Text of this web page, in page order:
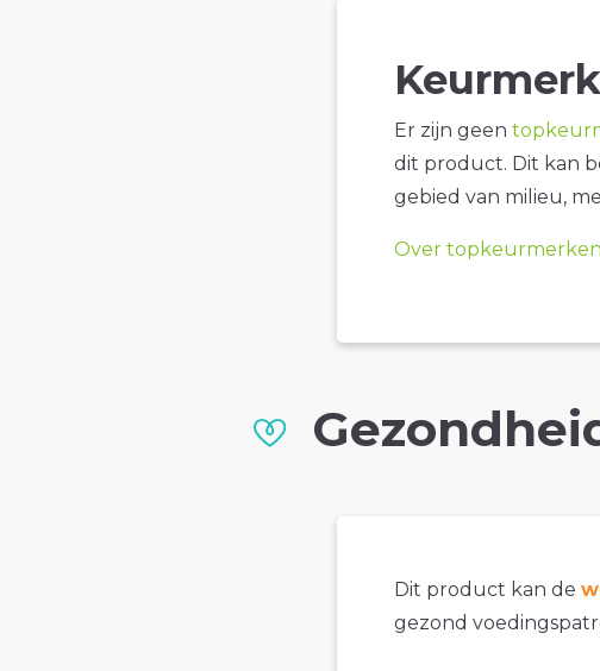
Er zijn geen
dit product. Dit kan
gebied van milieu,
Over topkeurmerken
Dit product kan de
gezond